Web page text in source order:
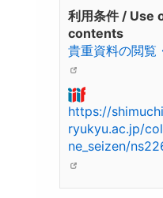
利用条件 / Use
contents
貴重資料の閲覧
https://
ryukyu.ac.jp/
ne_seizen/